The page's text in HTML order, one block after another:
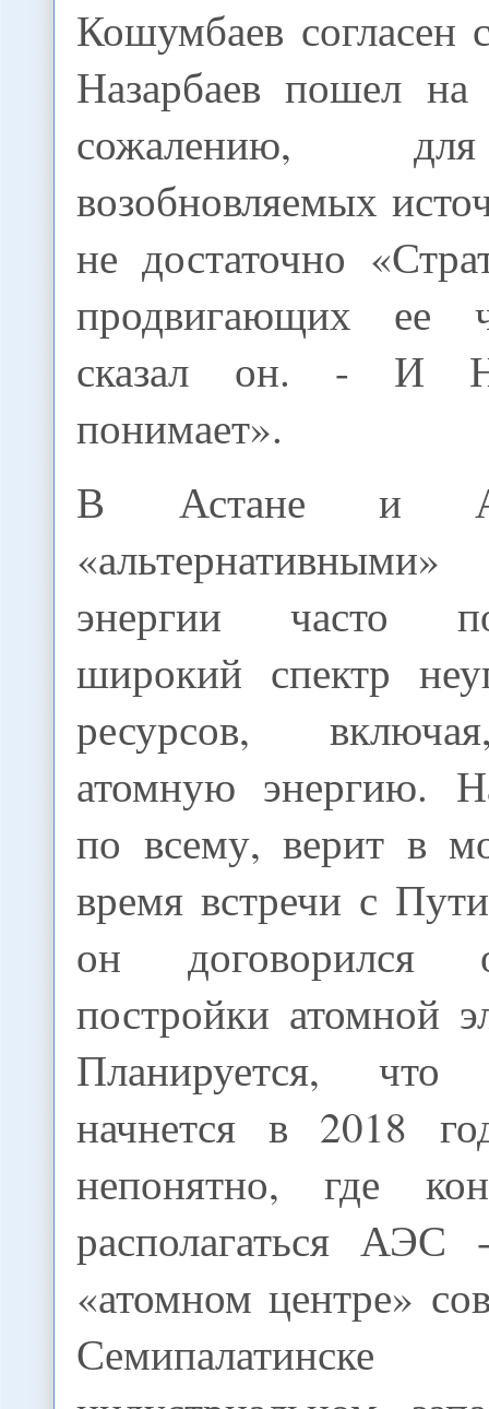
Кошумбаев согласен
Назарбаев пошел
сожалению,
возобновляемых
не достаточно
продвигающих ее
сказал он. - И
понимает».
В Астане и
энергии часто
широкий спектр
ресурсов,
атомную энергию.
по всему, верит в
время встречи с
он договорился
постройки атомной
Планируется, что
начнется в 2018
непонятно, где
располагаться АЭС
«атомном центре»